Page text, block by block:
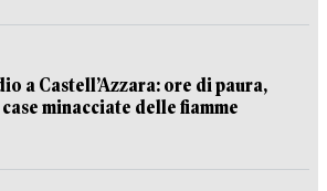
a Castell’Azzara: ore di paura,
minacciate delle fiamme